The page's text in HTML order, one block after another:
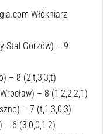
Włókniarz
Stal Gorzów) – 9
– 8 (2,t,3,3,t)
– 8 (1,2,2,2,1)
– 7 (t,1,3,0,3)
– 6 (3,0,0,1,2)